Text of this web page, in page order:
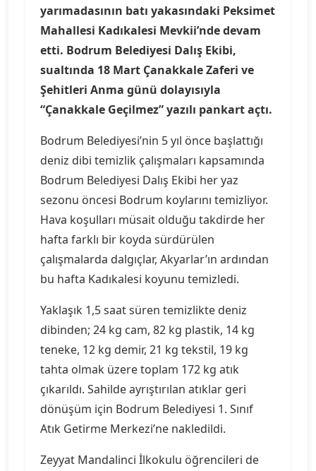
yarımadasının batı yakasındaki Peksimet
Mahallesi Kadıkalesi Mevkii’nde devam
etti. Bodrum Belediyesi Dalış Ekibi,
sualtında 18 Mart Çanakkale Zaferi ve
Şehitleri Anma günü dolayısıyla
“Çanakkale Geçilmez” yazılı pankart açtı.
Bodrum Belediyesi’nin 5 yıl önce başlattığı
deniz dibi temizlik çalışmaları kapsamında
Bodrum Belediyesi Dalış Ekibi her yaz
sezonu öncesi Bodrum koylarını temizliyor.
Hava koşulları müsait olduğu takdirde her
hafta farklı bir koyda sürdürülen
çalışmalarda dalgıçlar, Akyarlar’ın ardından
bu hafta Kadıkalesi koyunu temizledi.
Yaklaşık 1,5 saat süren temizlikte deniz
dibinden; 24 kg cam, 82 kg plastik, 14 kg
teneke, 12 kg demir, 21 kg tekstil, 19 kg
tahta olmak üzere toplam 172 kg atık
çıkarıldı. Sahilde ayrıştırılan atıklar geri
dönüşüm için Bodrum Belediyesi 1. Sınıf
Atık Getirme Merkezi’ne nakledildi.
Zeyyat Mandalinci İlkokulu öğrencileri de